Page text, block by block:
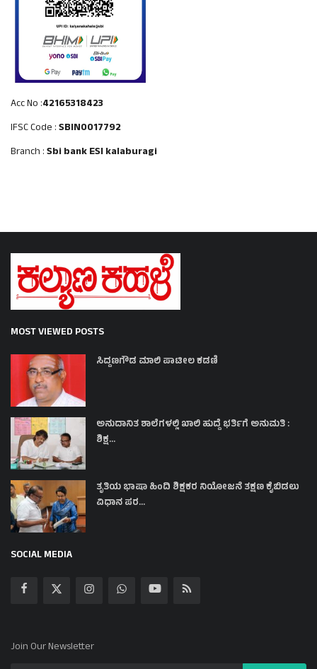
Acc No :42165318423
IFSC Code :SBIN0017792
Branch :Sbi bank ESI kalaburagi
MOST VIEWED POSTS
ಸಿದ್ದಣಗೌಡ ಮಾಲಿ ಪಾಟೀಲ ಕಡಣಿ
ಅನುದಾನಿತ ಶಾಲೆಗಳಲ್ಲಿ ಖಾಲಿ ಹುದ್ದೆ ಭರ್ತಿಗೆ ಅನುಮತಿ :
ಶಿಕ್ಷ...
ತೃತಿಯ ಭಾಷಾ ಹಿಂದಿ ಶಿಕ್ಷಕರ ನಿಯೋಜನೆ ತಕ್ಷಣ ಕೈಬಿಡಲು
ವಿಧಾನ ಪರ...
SOCIAL MEDIA
Join Our Newsletter